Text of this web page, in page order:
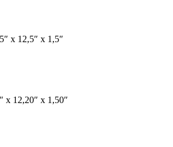
x 12,5″ x 1,5″
x 12,20″ x 1,50″